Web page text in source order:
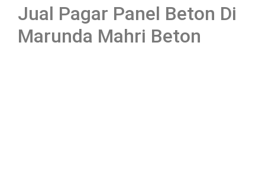
Jual Pagar Panel Beton Di
Marunda Mahri Beton